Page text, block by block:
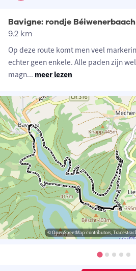
Bavigne: rondje Béiwenerbaach
9.2 km
Op deze route komt men veel
echter geen enkele. Alle paden zijn
magn... meer lezen
© OpenStreetMap contributors,